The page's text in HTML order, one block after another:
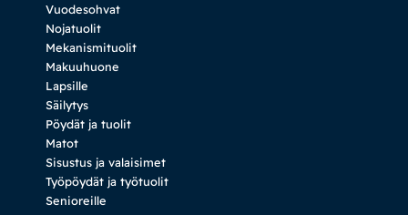
Vuodesohvat
Nojatuolit
Mekanismituolit
Makuuhuone
Lapsille
Säilytys
Pöydät ja tuolit
Matot
Sisustus ja valaisimet
Työpöydät ja työtuolit
Senioreille